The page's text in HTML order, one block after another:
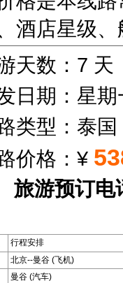
酒店星级
天数：7 天
日期：星
类型：泰国
价格：¥
旅游预订
行程安排
北京--曼谷 (飞机)
曼谷 (汽车)